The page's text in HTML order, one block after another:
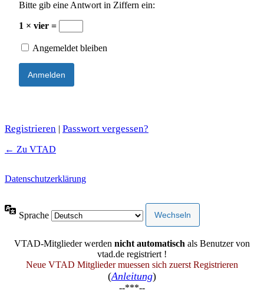
Bitte gib eine Antwort in Ziffern ein:
1 × vier =
Angemeldet bleiben
Registrieren | Passwort vergessen?
← Zu VTAD
Datenschutzerklärung
Sprache
VTAD-Mitglieder werden nicht automatisch als Benutzer von
vtad.de registriert !
Neue VTAD Mitglieder muessen sich zuerst Registrieren
(Anleitung)
--***--